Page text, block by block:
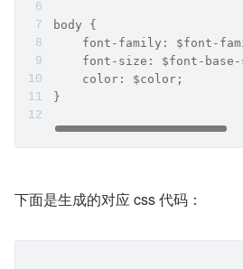
body {
font-family: $font-
font-size: $font-base-
    color: $color;
}
下面是生成的对应 css 代码：